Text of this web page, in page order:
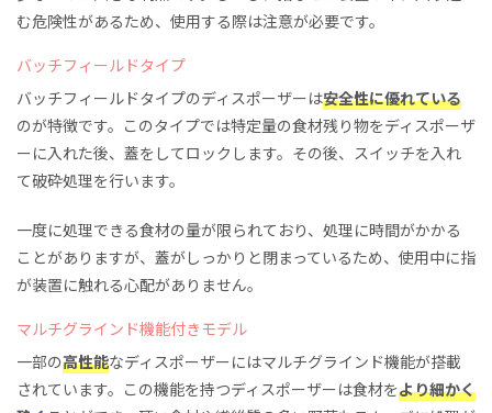
む危険性があるため、使用する際は注意が必要です。
バッチフィールドタイプ
バッチフィールドタイプのディスポーザーは安全性に優れている
のが特徴です。このタイプでは特定量の食材残り物をディスポーザ
ーに入れた後、蓋をしてロックします。その後、スイッチを入れ
て破砕処理を行います。
一度に処理できる食材の量が限られており、処理に時間がかかる
ことがありますが、蓋がしっかりと閉まっているため、使用中に指
が装置に触れる心配がありません。
マルチグラインド機能付きモデル
一部の高性能なディスポーザーにはマルチグラインド機能が搭載
されています。この機能を持つディスポーザーは食材をより細かく